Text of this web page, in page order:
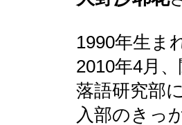
1990年生ま
2010年4月
落語研究部
入部のきっ